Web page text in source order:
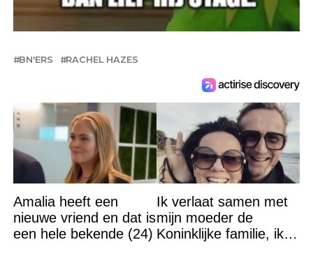
BN'ERS RACHEL HAZES
Amalia heeft een
nieuwe vriend en dat is
een hele bekende (24)
Ik verlaat samen met
mijn moeder de
Koninklijke familie, ik